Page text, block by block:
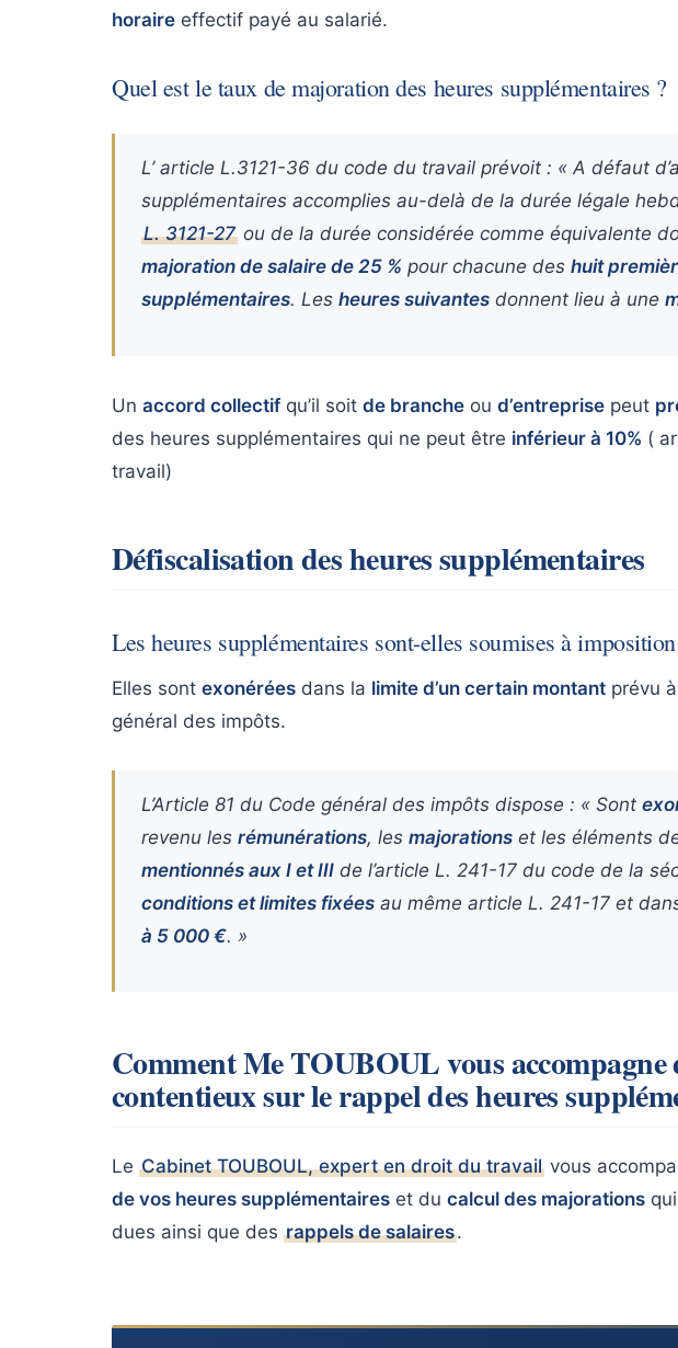
horaire effectif payé au salarié.
Quel est le taux de majoration des heures supplémentaires ?
L’ article L.3121-36 du code du travail prévoit : « A défaut
supplémentaires accomplies au-delà de la durée légale
L. 3121-27 ou de la durée considérée comme équivalente
majoration de salaire de 25 % pour chacune des huit
supplémentaires. Les heures suivantes donnent lieu à une
Un accord collectifqu’il soit de branche ou d’entreprise peut
des heures supplémentaires qui ne peut être inférieur à 10% (
travail)
Défiscalisation des heures supplémentaires
Les heures supplémentaires sont-elles soumises à
Elles sont exonérées dans la limite d’un certain montant prévu
général des impôts.
L’Article 81 du Code général des impôts dispose : « Sont
revenu les rémunérations, les majorations et les éléments
mentionnés aux I et III de l’article L. 241-17 du code de la
conditions et limites fixées au même article L. 241-17 et
à 5 000 €. »
Comment Me TOUBOUL vous accompagne
contentieux sur le rappel des heures
Le Cabinet TOUBOUL, expert en droit du travail vous
de vos heures supplémentaires et du calcul des majorations
dues ainsi que des rappels de salaires.